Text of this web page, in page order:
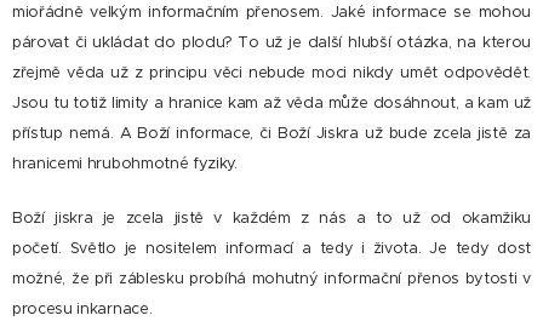
miořádně velkým informačním přenosem. Jaké informace se mohou
párovat či ukládat do plodu? To už je další hlubší otázka, na kterou
zřejmě věda už z principu věci nebude moci nikdy umět odpovědět.
Jsou tu totiž limity a hranice kam až věda může dosáhnout, a kam už
přístup nemá. A Boží informace, či Boží Jiskra už bude zcela jistě za
hranicemi hrubohmotné fyziky.
Boží jiskra je zcela jistě v každém z nás a to už od okamžiku
početí. Světlo je nositelem informací a tedy i života. Je tedy dost
možné, že při záblesku probíhá mohutný informační přenos bytosti v
procesu inkarnace.